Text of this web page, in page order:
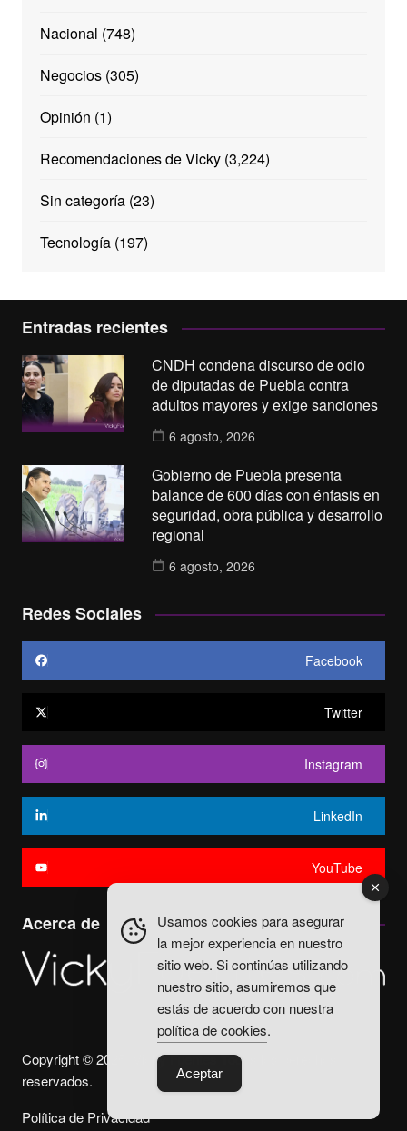
Nacional (748)
Negocios(305)
Opinión (1)
Recomendaciones de Vicky(3,224)
Sin categoría(23)
Tecnología(197)
Entradas recientes
CNDH condena discurso de odio
de diputadas de Puebla contra
adultos mayores y exige sanciones
6 agosto, 2026
Gobierno de Puebla presenta
balance de 600 días con énfasis en
seguridad, obra pública y desarrollo
regional
6 agosto, 2026
Redes Sociales
Facebook
Twitter
Instagram
LinkedIn
YouTube
Acerca de
Copyright © 2025. Vicky Fuentes Todos los derechos
reservados.
Política de Privacidad
Usamos cookies para asegurar
la mejor experiencia en nuestro
sitio web. Si continúas utilizando
nuestro sitio, asumiremos que
estás de acuerdo con nuestra
política de cookies.
Aceptar